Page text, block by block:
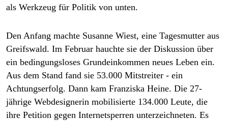
epaper login
als Werkzeug für Politik von unten.
Den Anfang machte Susanne Wiest, eine Tagesmutter aus
Greifswald. Im Februar hauchte sie der Diskussion über
ein bedingungsloses Grundeinkommen neues Leben ein.
Aus dem Stand fand sie 53.000 Mitstreiter - ein
Achtungserfolg. Dann kam Franziska Heine. Die 27-
jährige Webdesignerin mobilisierte 134.000 Leute, die
ihre Petition gegen Internetsperren unterzeichneten. Es